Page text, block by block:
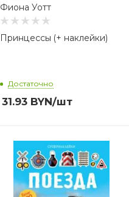
Фиона Уотт
Принцессы (+ наклейки)
Достаточно
31.93 BYN/шт
Автор
Уотт Ф.